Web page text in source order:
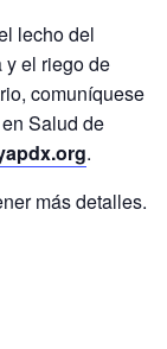
lecho del
y el riego de
comuníquese
Salud de
.
más detalles.